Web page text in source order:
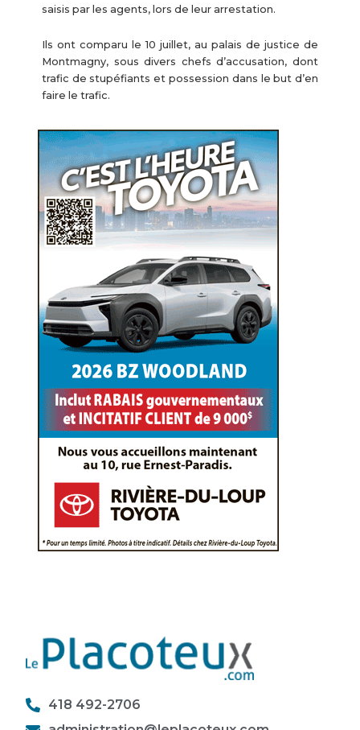
saisis par les agents, lors de leur arrestation.
Ils ont comparu le 10 juillet, au palais de justice de
Montmagny, sous divers chefs d’accusation, dont
trafic de stupéfiants et possession dans le but d’en
faire le trafic.
418 492-2706